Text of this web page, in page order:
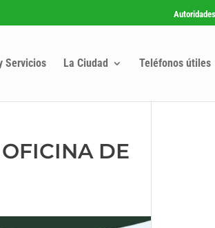
Autoridades
Servicios La Ciudad Teléfonos útiles
DE